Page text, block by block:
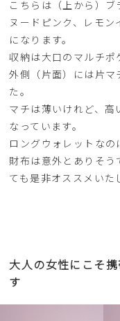
こちらは（上から）
ヌードピンク、レモ
になります。
収納は大口のマルチポ
外側（片面）には片
た。
マチは薄いけれど、
なっています。
ロングウォレットな
財布は意外とありそう
ても是非オススメいた
大人の女性にこそ
す